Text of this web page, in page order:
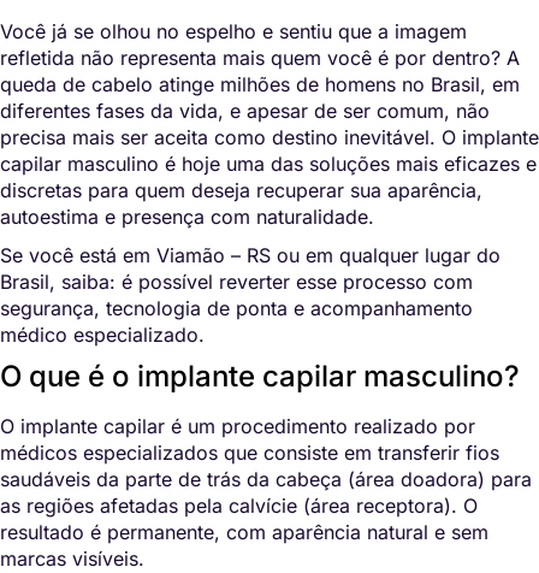
Você já se olhou no espelho e sentiu que a imagem
refletida não representa mais quem você é por dentro? A
queda de cabelo atinge milhões de homens no Brasil, em
diferentes fases da vida, e apesar de ser comum, não
precisa mais ser aceita como destino inevitável. O implante
capilar masculino é hoje uma das soluções mais eficazes e
discretas para quem deseja recuperar sua aparência,
autoestima e presença com naturalidade.
Se você está em Viamão – RS ou em qualquer lugar do
Brasil, saiba: é possível reverter esse processo com
segurança, tecnologia de ponta e acompanhamento
médico especializado.
O que é o implante capilar masculino?
O implante capilar é um procedimento realizado por
médicos especializados que consiste em transferir fios
saudáveis da parte de trás da cabeça (área doadora) para
as regiões afetadas pela calvície (área receptora). O
resultado é permanente, com aparência natural e sem
marcas visíveis.